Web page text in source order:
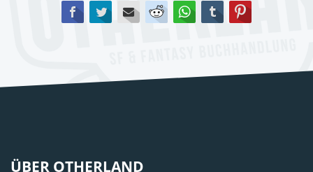
FacebookTwitterE-mail Reddit WhatsApp
tumblr
ÜBER OTHERLAND